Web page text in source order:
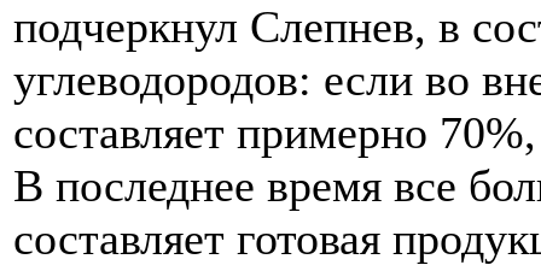
подчеркнул Слепнев, в
углеводородов: если во
составляет примерно
В последнее время все
составляет готовая